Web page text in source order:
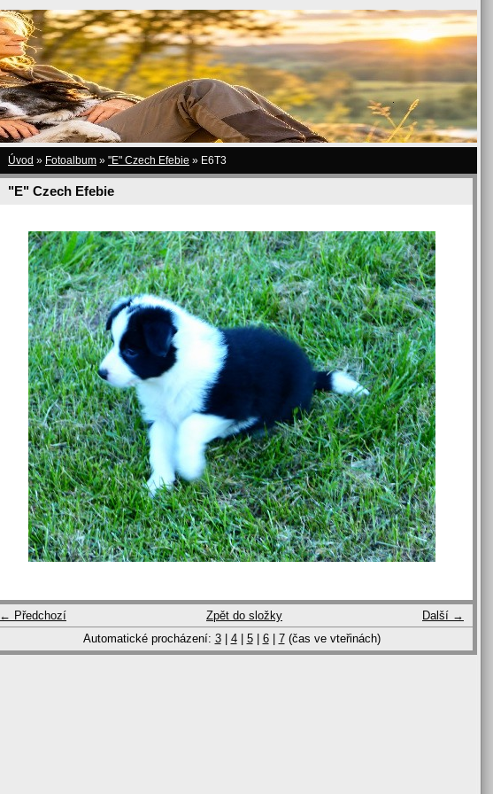
Úvod » Fotoalbum » "E" Czech Efebie » E6T3
"E" Czech Efebie
← Předchozí Další →
Zpět do složky
Automatické procházení: 3| 4| 5| 6| 7(čas ve vteřinách)